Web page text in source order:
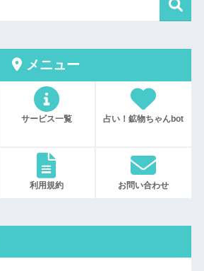
メニュー
サービス一覧 占い！鉱物ちゃんbot
利用規約 お問い合わせ